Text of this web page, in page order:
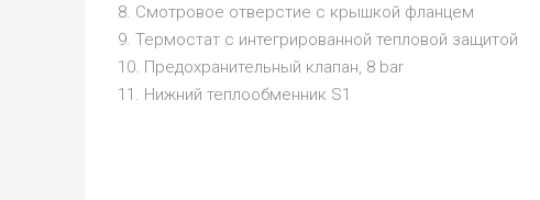
8. Смотровое отверстие с крышкой фланцем
9. Термостат с интегрированной тепловой защитой
10. Предохранительный клапан, 8 bar
11. Нижний теплообменник S1